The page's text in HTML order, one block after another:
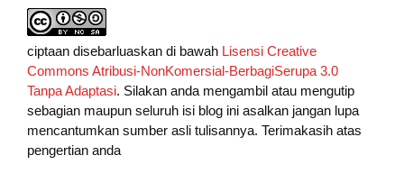
ciptaan disebarluaskan di bawah Lisensi Creative
Commons Atribusi-NonKomersial-BerbagiSerupa 3.0
Tanpa Adaptasi. Silakan anda mengambil atau mengutip
sebagian maupun seluruh isi blog ini asalkan jangan lupa
mencantumkan sumber asli tulisannya. Terimakasih atas
pengertian anda